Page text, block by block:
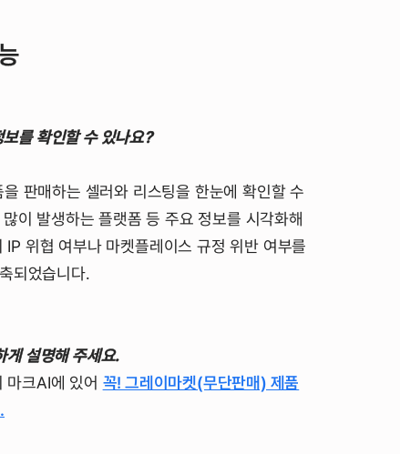
를 확인할 수 있나요?
판매하는 셀러와 리스팅을 한눈에 확인할 수
이 발생하는 플랫폼 등 주요 정보를 시각화해
위협 여부나 마켓플레이스 규정 위반 여부를
되었습니다.
게 설명해 주세요.
마크AI에 있어 꼭! 그레이마켓(무단판매) 제품